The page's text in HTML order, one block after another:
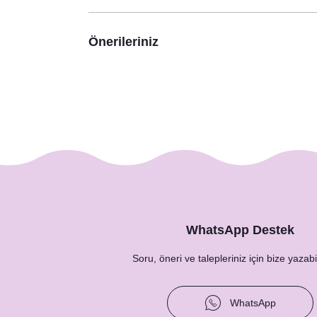
Önerileriniz
WhatsApp Destek
Soru, öneri ve talepleriniz için bize
WhatsApp